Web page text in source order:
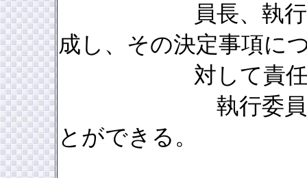
員長、執行委員
成し、その決定事項に
対して責任を負
執行委員会で執
とができる。